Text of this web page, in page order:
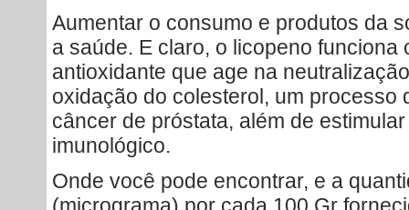
Aumentar o consumo e produtos da
a saúde. E claro, o licopeno funciona
antioxidante que age na
oxidação do colesterol, um processo
câncer de próstata, além de
imunológico.
Onde você pode encontrar, e a